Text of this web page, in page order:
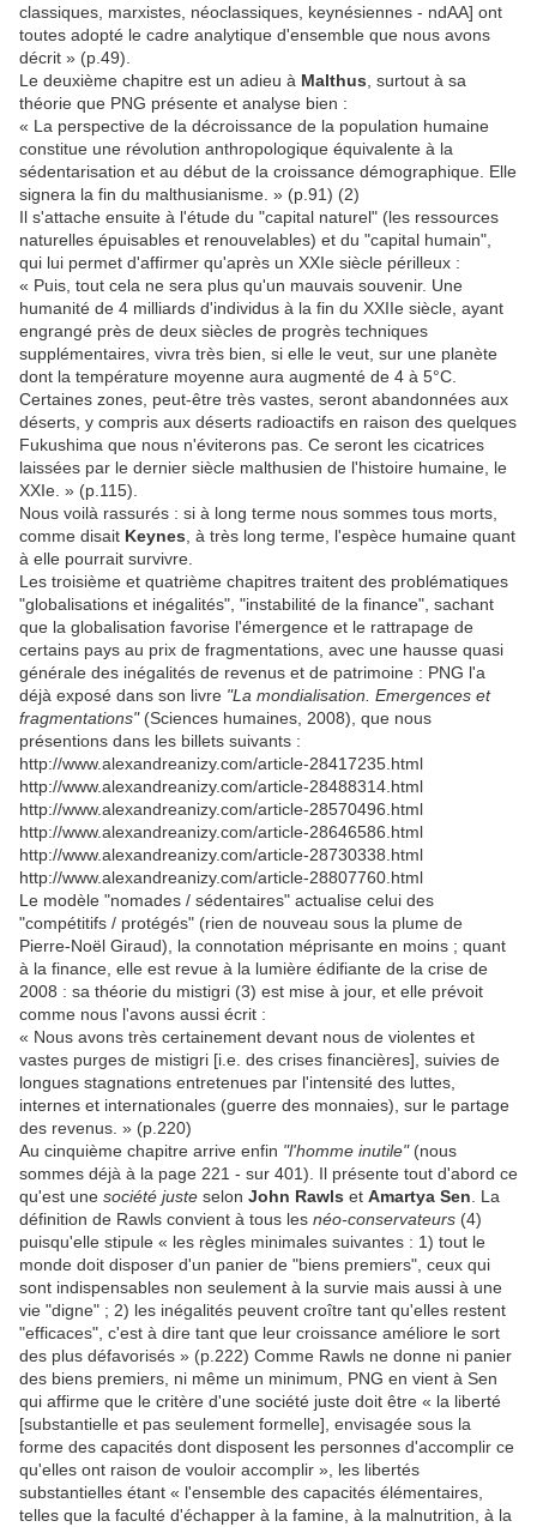
classiques, marxistes, néoclassiques, keynésiennes - ndAA] ont
toutes adopté le cadre analytique d'ensemble que nous avons
décrit » (p.49).
Le deuxième chapitre est un adieu à Malthus , surtout à sa
théorie que PNG présente et analyse bien :
« La perspective de la décroissance de la population humaine
constitue une révolution anthropologique équivalente à la
sédentarisation et au début de la croissance démographique. Elle
signera la fin du malthusianisme. » (p.91) (2)
Il s'attache ensuite à l'étude du "capital naturel" (les ressources
naturelles épuisables et renouvelables) et du "capital humain",
qui lui permet d'affirmer qu'après un XXIe siècle périlleux :
« Puis, tout cela ne sera plus qu'un mauvais souvenir. Une
humanité de 4 milliards d'individus à la fin du XXIIe siècle, ayant
engrangé près de deux siècles de progrès techniques
supplémentaires, vivra très bien, si elle le veut, sur une planète
dont la température moyenne aura augmenté de 4 à 5°C.
Certaines zones, peut-être très vastes, seront abandonnées aux
déserts, y compris aux déserts radioactifs en raison des quelques
Fukushima que nous n'éviterons pas. Ce seront les cicatrices
laissées par le dernier siècle malthusien de l'histoire humaine, le
XXIe. » (p.115).
Nous voilà rassurés : si à long terme nous sommes tous morts,
comme disait Keynes , à très long terme, l'espèce humaine quant
à elle pourrait survivre.
Les troisième et quatrième chapitres traitent des problématiques
"globalisations et inégalités", "instabilité de la finance", sachant
que la globalisation favorise l'émergence et le rattrapage de
certains pays au prix de fragmentations, avec une hausse quasi
générale des inégalités de revenus et de patrimoine : PNG l'a
déjà exposé dans son livre "La mondialisation. Emergences et
fragmentations"(Sciences humaines, 2008), que nous
présentions dans les billets suivants :
http://www.alexandreanizy.com/article-28417235.html
http://www.alexandreanizy.com/article-28488314.html
http://www.alexandreanizy.com/article-28570496.html
http://www.alexandreanizy.com/article-28646586.html
http://www.alexandreanizy.com/article-28730338.html
http://www.alexandreanizy.com/article-28807760.html
Le modèle "nomades / sédentaires" actualise celui des
"compétitifs / protégés" (rien de nouveau sous la plume de
Pierre-Noël Giraud), la connotation méprisante en moins ; quant
à la finance, elle est revue à la lumière édifiante de la crise de
2008 : sa théorie du mistigri (3) est mise à jour, et elle prévoit
comme nous l'avons aussi écrit :
« Nous avons très certainement devant nous de violentes et
vastes purges de mistigri [i.e. des crises financières], suivies de
longues stagnations entretenues par l'intensité des luttes,
internes et internationales (guerre des monnaies), sur le partage
des revenus. » (p.220)
Au cinquième chapitre arrive enfin "l'homme inutile"(nous
sommes déjà à la page 221 - sur 401). Il présente tout d'abord ce
qu'est une société juste selon John Rawls et Amartya Sen . La
définition de Rawls convient à tous les néo-conservateurs (4)
puisqu'elle stipule « les règles minimales suivantes : 1) tout le
monde doit disposer d'un panier de "biens premiers", ceux qui
sont indispensables non seulement à la survie mais aussi à une
vie "digne" ; 2) les inégalités peuvent croître tant qu'elles restent
"efficaces", c'est à dire tant que leur croissance améliore le sort
des plus défavorisés » (p.222) Comme Rawls ne donne ni panier
des biens premiers, ni même un minimum, PNG en vient à Sen
qui affirme que le critère d'une société juste doit être « la liberté
[substantielle et pas seulement formelle], envisagée sous la
forme des capacités dont disposent les personnes d'accomplir ce
qu'elles ont raison de vouloir accomplir », les libertés
substantielles étant « l'ensemble des capacités élémentaires,
telles que la faculté d'échapper à la famine, à la malnutrition, à la